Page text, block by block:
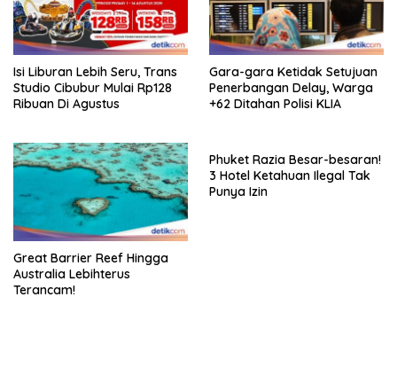
Isi Liburan Lebih Seru, Trans
Studio Cibubur Mulai Rp128
Ribuan Di Agustus
Gara-gara Ketidak Setujuan
Penerbangan Delay, Warga
+62 Ditahan Polisi KLIA
Great Barrier Reef Hingga
Australia Lebihterus
Terancam!
Phuket Razia Besar-besaran!
3 Hotel Ketahuan Ilegal Tak
Punya Izin